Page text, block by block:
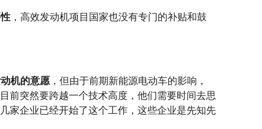
，高效发动机项目国家也没有专门的补贴和鼓
机的意愿 ，但由于前期新能源电动车的影响，
前突然要跨越一个技术高度，他们需要时间去思
家企业已经开始了这个工作，这些企业是先知先